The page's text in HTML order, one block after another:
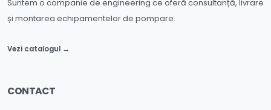
Suntem o companie de engineering ce oferă consultanță, livrare
și montarea echipamentelor de pompare.
Vezi catalogul →
CONTACT